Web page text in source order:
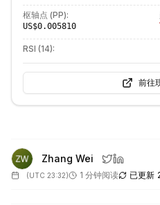
枢轴点 (PP):
US$0.005810
RSI (14):
前往
Zhang Wei
(UTC 23:32) 1 分钟阅读 已更新